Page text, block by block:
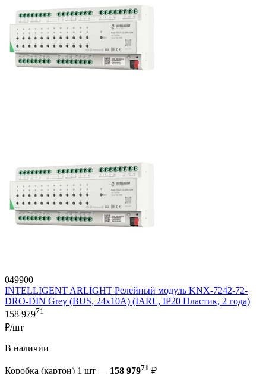
049900
INTELLIGENT ARLIGHT Релейный модуль KNX-7242-72-
DRO-DIN Grey (BUS, 24x10A) (IARL, IP20 Пластик, 2 года)
158 97971
₽/шт
В наличии
Коробка (картон) 1 шт — 158 97971 ₽